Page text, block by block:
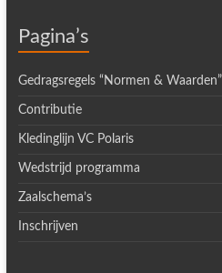
Pagina’s
Gedragsregels “Normen & Waarden”
Contributie
Kledinglijn VC Polaris
Wedstrijd programma
Zaalschema’s
Inschrijven